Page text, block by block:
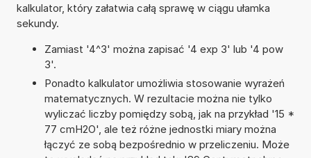
kalkulator, który załatwia całą sprawę w ciągu ułamka
sekundy.
Zamiast '4^3' można zapisać '4 exp 3' lub '4 pow
3'.
Ponadto kalkulator umożliwia stosowanie wyrażeń
matematycznych. W rezultacie można nie tylko
wyliczać liczby pomiędzy sobą, jak na przykład '15 *
77 cmH2O', ale też różne jednostki miary można
łączyć ze sobą bezpośrednio w przeliczeniu. Może